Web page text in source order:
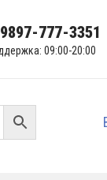
777-3351
09:00-20:00